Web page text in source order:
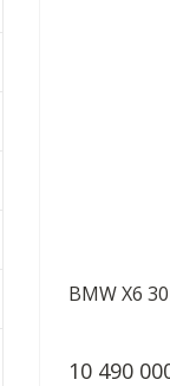
BMW X6
10 490